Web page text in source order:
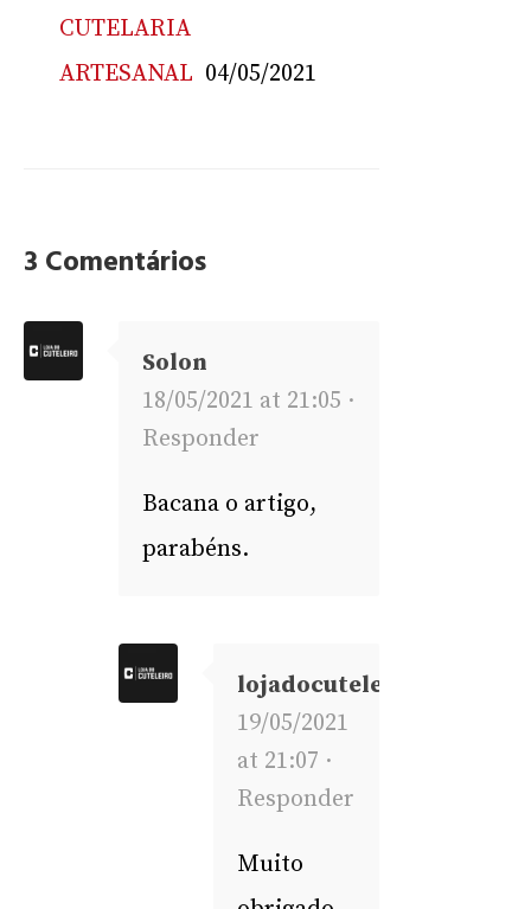
CUTELARIA
ARTESANAL 04/05/2021
3 Comentários
Solon
18/05/2021 at 21:05 ·
Responder
Bacana o artigo,
parabéns.
lojadocuteleiro
19/05/2021
at 21:07 ·
Responder
Muito